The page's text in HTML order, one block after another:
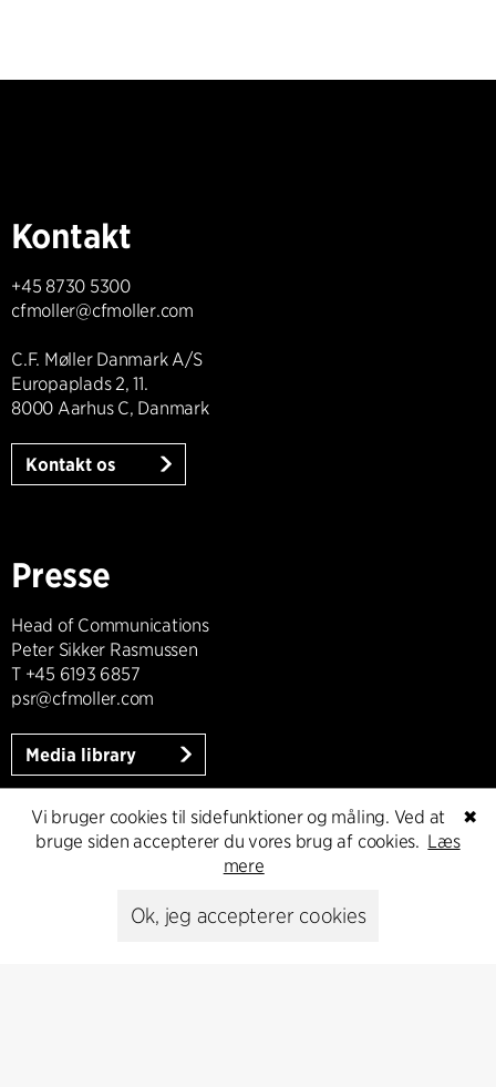
Kontakt
+45 8730 5300
cfmoller@cfmoller.com
C.F. Møller Danmark A/S
Europaplads 2, 11.
8000 Aarhus C, Danmark
Kontakt os
Presse
Head of Communications
Peter Sikker Rasmussen
T +45 6193 6857
psr@cfmoller.com
Media library
Abonnér på vores nyhedsbrev og få de seneste
✖
Vi bruger cookies til sidefunktioner og måling. Ved at
bruge siden accepterer du vores brug af cookies. Læs
mere
Ok, jeg accepterer cookies